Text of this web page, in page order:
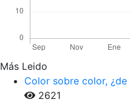
Más Leido
Color sobre color,
2621